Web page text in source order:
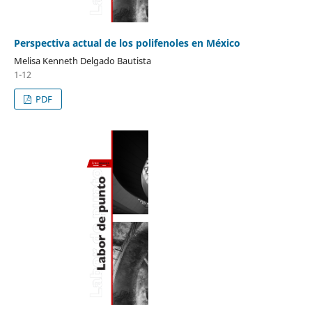
Perspectiva actual de los polifenoles en México
Melisa Kenneth Delgado Bautista
1-12
PDF